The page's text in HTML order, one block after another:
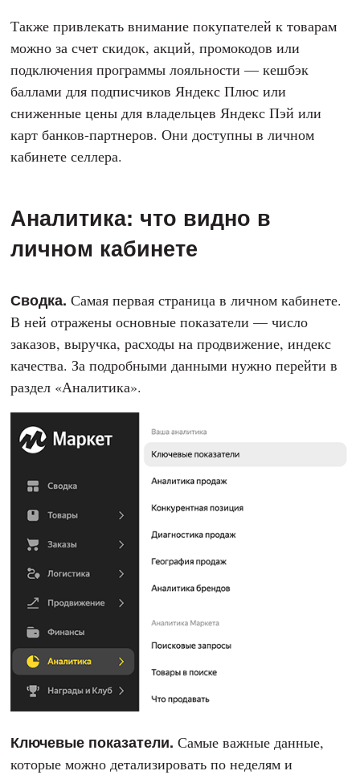
Также привлекать внимание покупателей к товарам
можно за счет скидок, акций, промокодов или
подключения программы лояльности — кешбэк
баллами для подписчиков Яндекс Плюс или
сниженные цены для владельцев Яндекс Пэй или
карт банков-партнеров. Они доступны в личном
кабинете селлера.
Аналитика: что видно в
личном кабинете
Сводка.Самая первая страница в личном кабинете.
В ней отражены основные показатели — число
заказов, выручка, расходы на продвижение, индекс
качества. За подробными данными нужно перейти в
раздел «Аналитика».
Ключевые показатели.Самые важные данные,
которые можно детализировать по неделям и